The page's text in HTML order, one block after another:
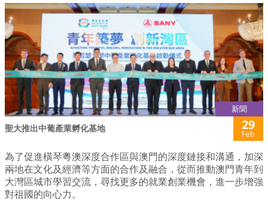
新聞
聖大推出中葡產業孵化基地 29
Feb
為了促進橫琴粵澳深度合作區與澳門的深度鏈接和溝通，加深
兩地在文化及經濟等方面的合作及融合，從而推動澳門青年到
大灣區城市學習交流，尋找更多的就業創業機會，進一步增強
對祖國的向心力。